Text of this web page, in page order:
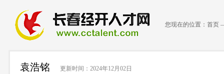
您现在的位置： 首页
袁浩铭 更新时间：2024年12月02日